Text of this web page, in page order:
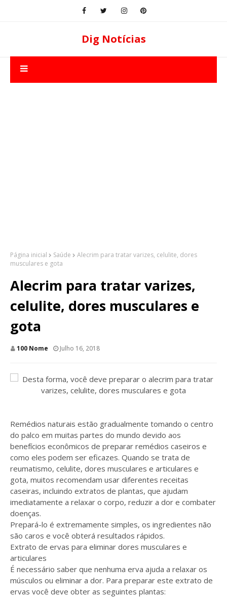
Dig Notícias
Página inicial Saúde
Alecrim para tratar varizes, celulite, dores
musculares e gota
Alecrim para tratar varizes,
celulite, dores musculares e
gota
100 Nome Julho 16, 2018
Remédios naturais estão gradualmente tomando o centro
do palco em muitas partes do mundo devido aos
benefícios econômicos de preparar remédios caseiros e
como eles podem ser eficazes. Quando se trata de
reumatismo, celulite, dores musculares e articulares e
gota, muitos recomendam usar diferentes receitas
caseiras, incluindo extratos de plantas, que ajudam
imediatamente a relaxar o corpo, reduzir a dor e combater
doenças.
Prepará-lo é extremamente simples, os ingredientes não
são caros e você obterá resultados rápidos.
Extrato de ervas para eliminar dores musculares e
articulares
É necessário saber que nenhuma erva ajuda a relaxar os
músculos ou eliminar a dor. Para preparar este extrato de
ervas você deve obter as seguintes plantas: